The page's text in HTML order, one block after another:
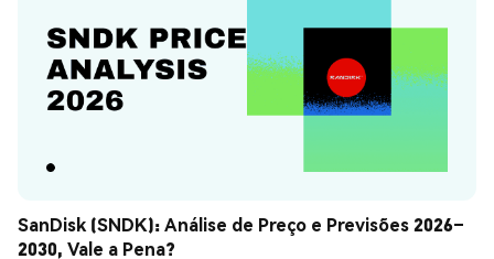
SanDisk (SNDK): Análise de Preço e Previsões 2026–
2030, Vale a Pena?